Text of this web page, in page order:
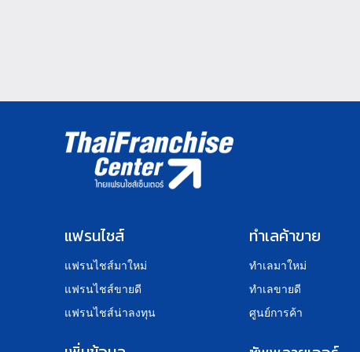
แฟรนไชส์
แฟรนไชส์มาใหม่
แฟรนไชส์ขายดี
แฟรนไชส์น่าลงทุน
ทำเลค้าขาย
ทำเลมาใหม่
ทำเลขายดี
ศูนย์การค้า